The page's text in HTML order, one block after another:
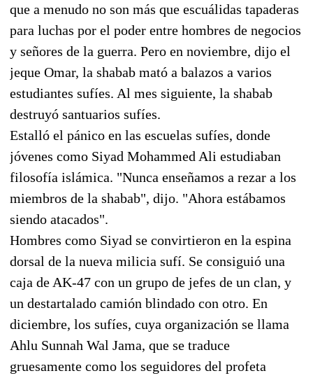
que a menudo no son más que escuálidas tapaderas
para luchas por el poder entre hombres de negocios
y señores de la guerra. Pero en noviembre, dijo el
jeque Omar, la shabab mató a balazos a varios
estudiantes sufíes. Al mes siguiente, la shabab
destruyó santuarios sufíes.
Estalló el pánico en las escuelas sufíes, donde
jóvenes como Siyad Mohammed Ali estudiaban
filosofía islámica. "Nunca enseñamos a rezar a los
miembros de la shabab", dijo. "Ahora estábamos
siendo atacados".
Hombres como Siyad se convirtieron en la espina
dorsal de la nueva milicia sufí. Se consiguió una
caja de AK-47 con un grupo de jefes de un clan, y
un destartalado camión blindado con otro. En
diciembre, los sufíes, cuya organización se llama
Ahlu Sunnah Wal Jama, que se traduce
gruesamente como los seguidores del profeta